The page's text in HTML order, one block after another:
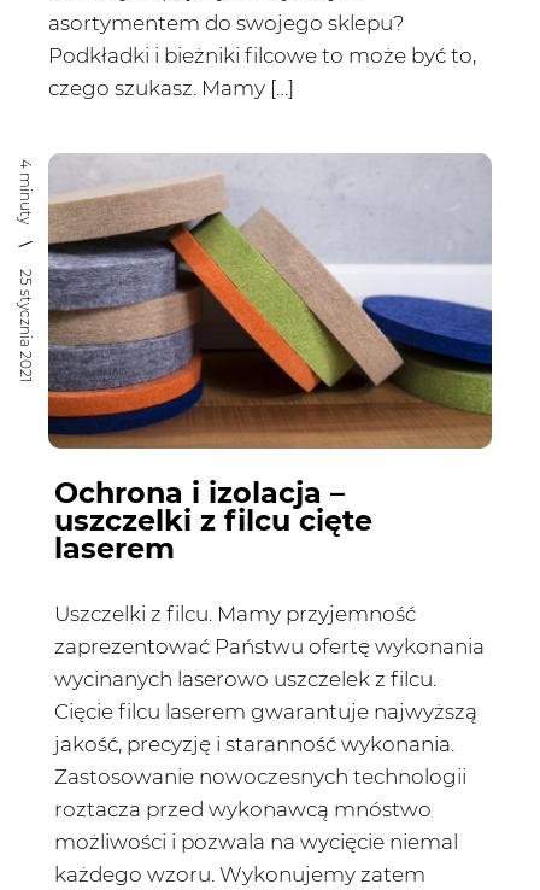
asortymentem do swojego sklepu?
Podkładki i bieżniki filcowe to może być to,
czego szukasz. Mamy […]
4 minuty
25 stycznia 2021
Ochrona i izolacja –
uszczelki z filcu cięte
laserem
Uszczelki z filcu. Mamy przyjemność
zaprezentować Państwu ofertę wykonania
wycinanych laserowo uszczelek z filcu.
Cięcie filcu laserem gwarantuje najwyższą
jakość, precyzję i staranność wykonania.
Zastosowanie nowoczesnych technologii
roztacza przed wykonawcą mnóstwo
możliwości i pozwala na wycięcie niemal
każdego wzoru. Wykonujemy zatem